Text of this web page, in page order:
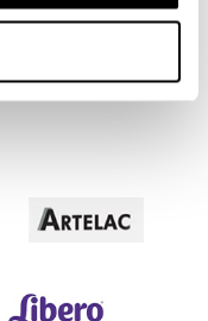
Otrivin Nässpray Menthol (Läkemedel)